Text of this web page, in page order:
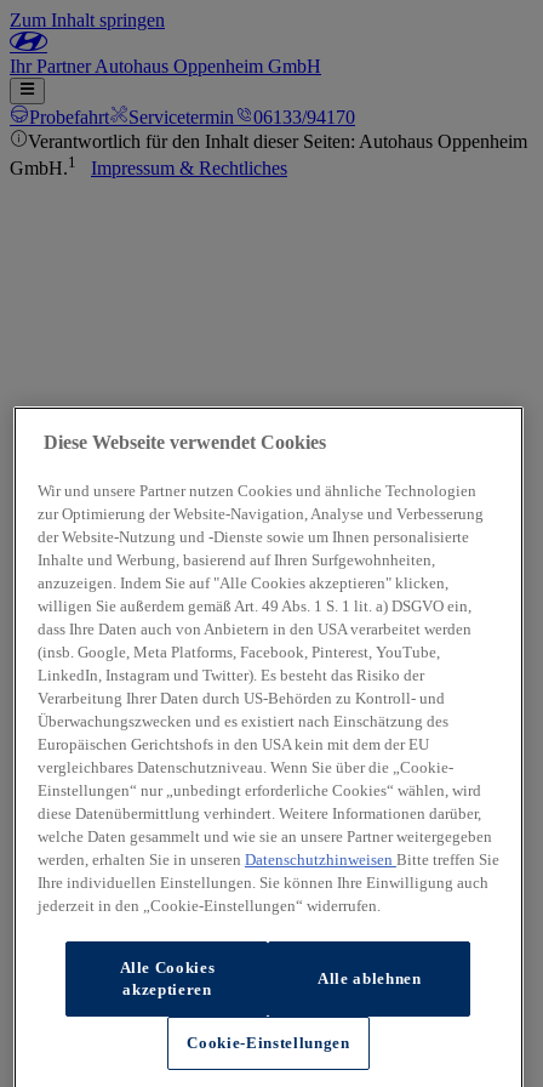
Zum Inhalt springen
IhrPartnerAutohaus Oppenheim GmbH
Probefahrt Servicetermin
06133/94170
Verantwortlich für den Inhalt dieser Seiten: Autohaus Oppenheim
GmbH.1 Impressum & Rechtliches
Diese Webseite verwendet Cookies
Wir und unsere Partner nutzen Cookies und ähnliche Technologien
zur Optimierung der Website-Navigation, Analyse und Verbesserung
der Website-Nutzung und -Dienste sowie um Ihnen personalisierte
Inhalte und Werbung, basierend auf Ihren Surfgewohnheiten,
anzuzeigen. Indem Sie auf "Alle Cookies akzeptieren" klicken,
willigen Sie außerdem gemäß Art. 49 Abs. 1 S. 1 lit. a) DSGVO ein,
dass Ihre Daten auch von Anbietern in den USA verarbeitet werden
(insb. Google, Meta Platforms, Facebook, Pinterest, YouTube,
LinkedIn, Instagram und Twitter). Es besteht das Risiko der
Verarbeitung Ihrer Daten durch US-Behörden zu Kontroll- und
Überwachungszwecken und es existiert nach Einschätzung des
Europäischen Gerichtshofs in den USA kein mit dem der EU
vergleichbares Datenschutzniveau. Wenn Sie über die „Cookie-
Einstellungen“ nur „unbedingt erforderliche Cookies“ wählen, wird
diese Datenübermittlung verhindert. Weitere Informationen darüber,
welche Daten gesammelt und wie sie an unsere Partner weitergegeben
werden, erhalten Sie in unseren Datenschutzhinweisen Bitte treffen Sie
Ihre individuellen Einstellungen. Sie können Ihre Einwilligung auch
jederzeit in den „Cookie-Einstellungen“ widerrufen.
Alle Cookies
akzeptieren
Alle ablehnen
Cookie-Einstellungen